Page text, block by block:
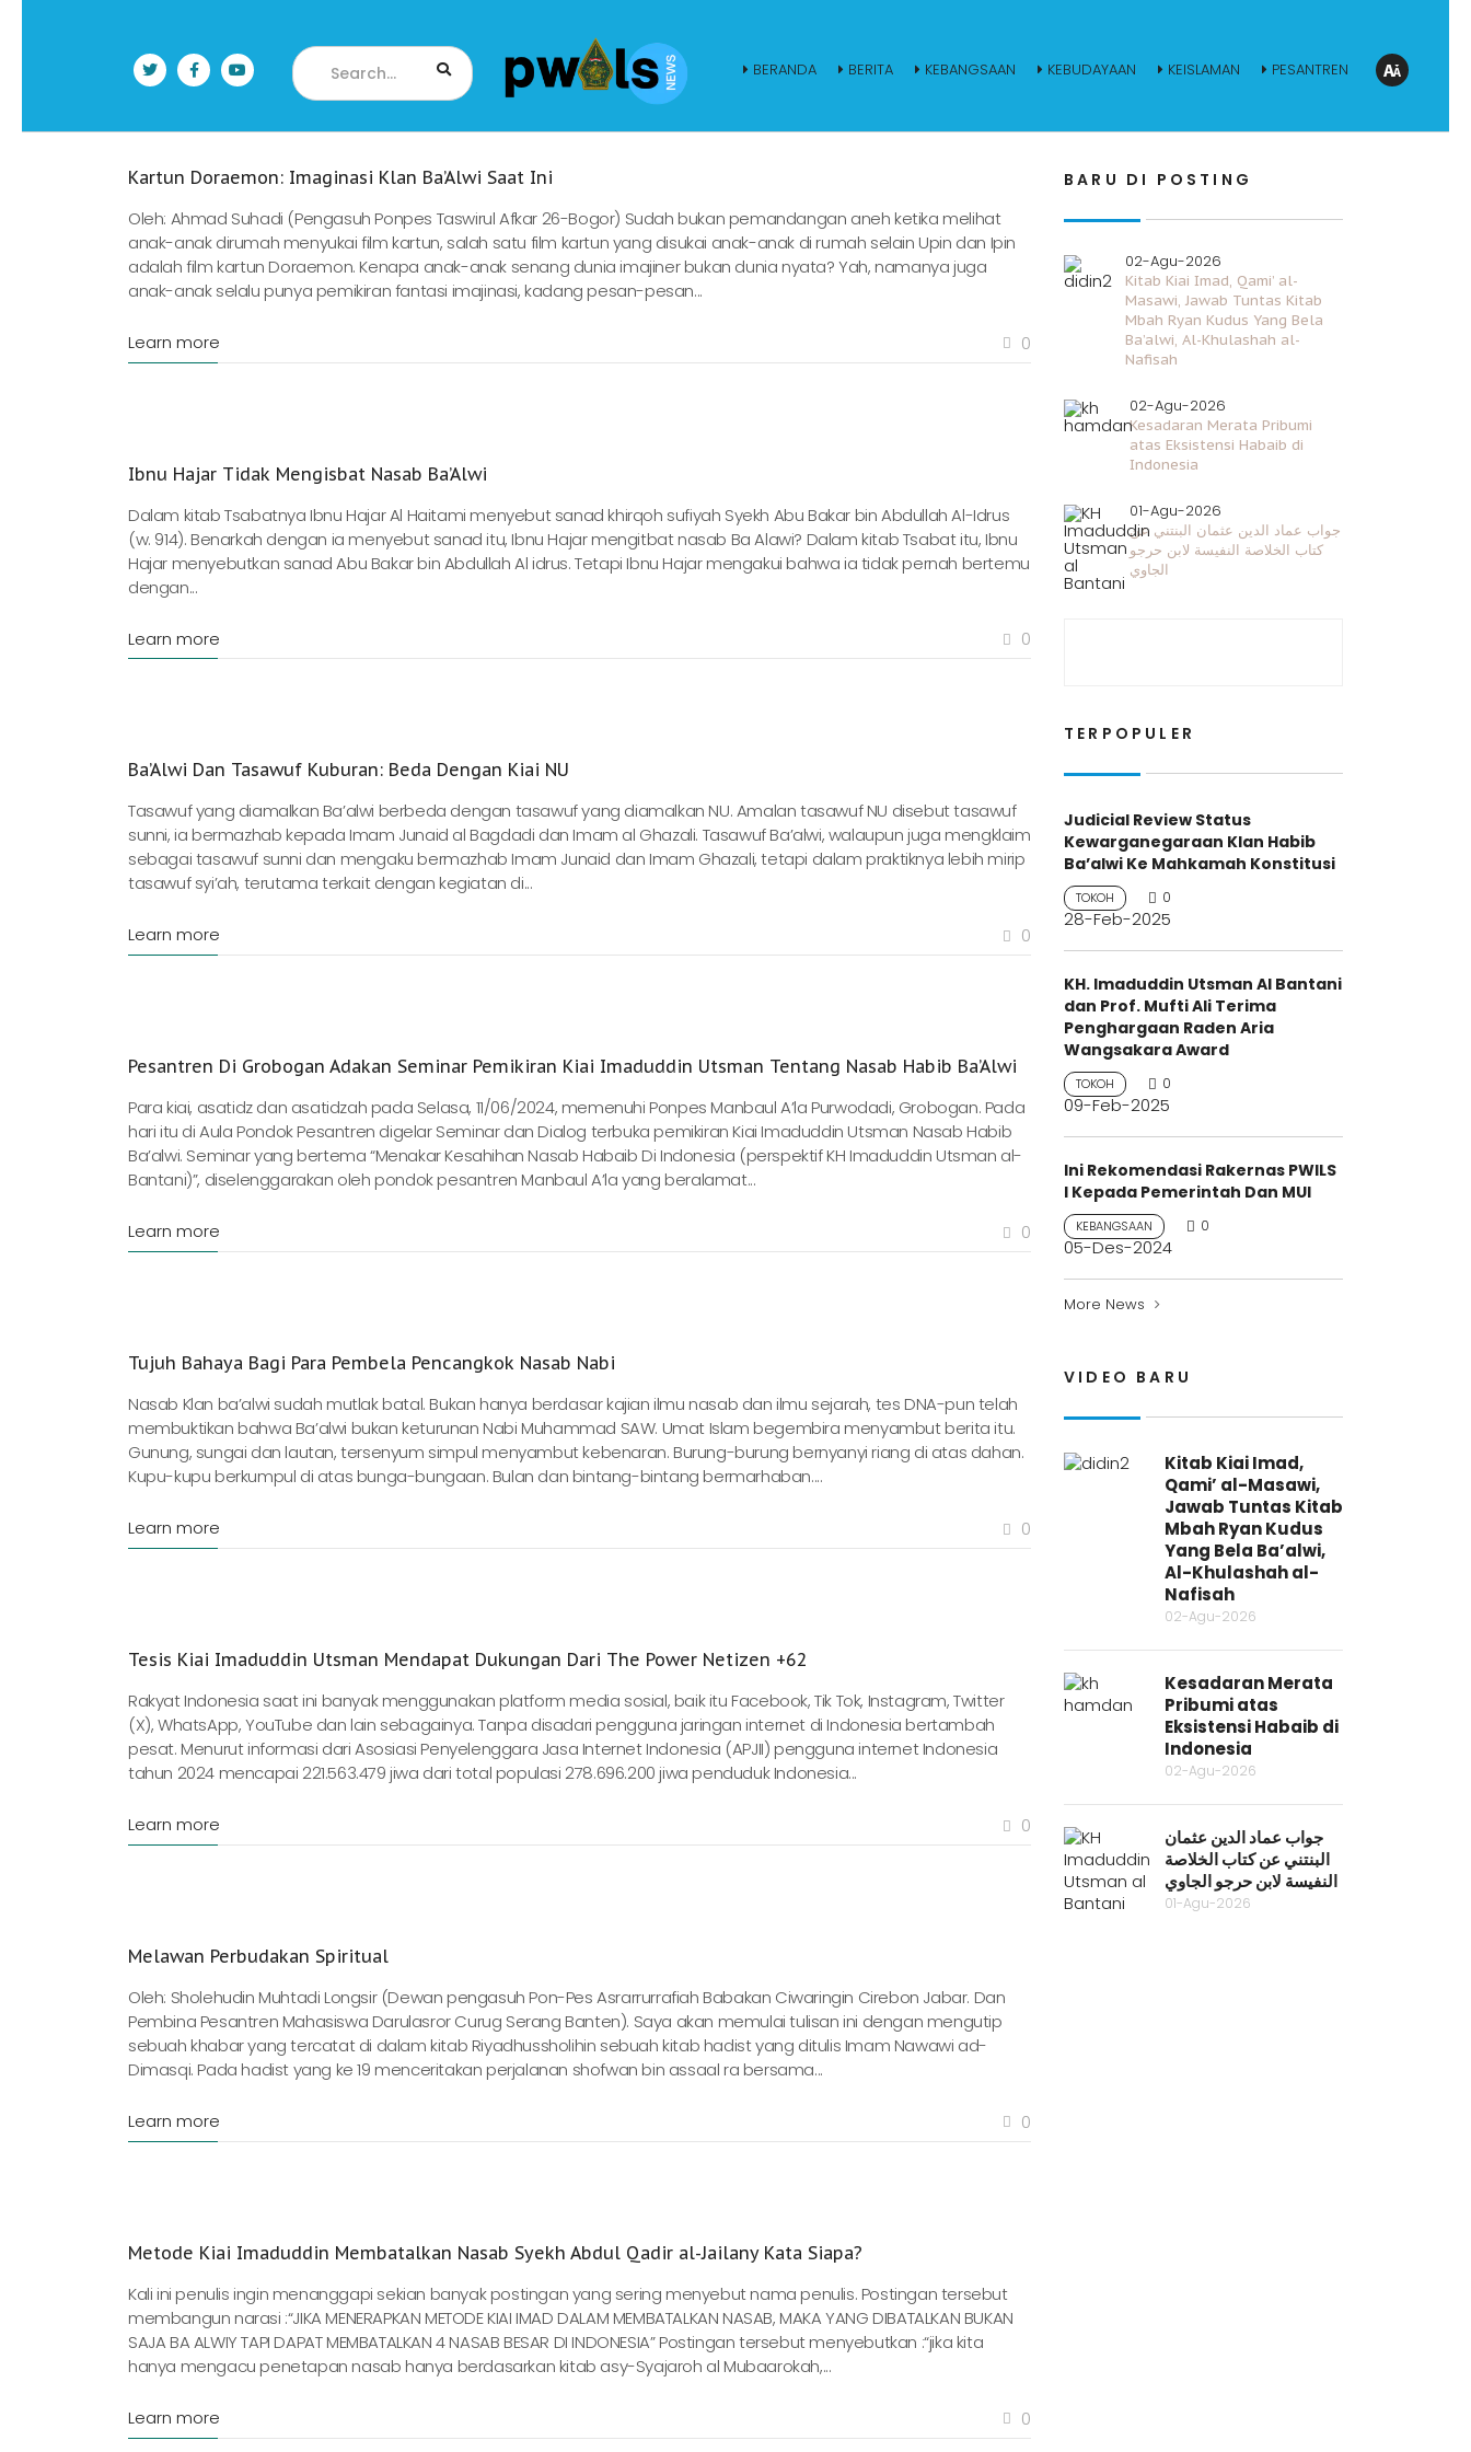
BERANDA BERITA KEBANGSAAN KEBUDAYAAN KEISLAMAN PESANTREN
Kartun Doraemon: Imaginasi Klan Ba’Alwi Saat Ini
Oleh: Ahmad Suhadi (Pengasuh Ponpes Taswirul Afkar 26-Bogor) Sudah bukan pemandangan aneh ketika melihat
anak-anak dirumah menyukai film kartun, salah satu film kartun yang disukai anak-anak di rumah selain Upin dan Ipin
adalah film kartun Doraemon. Kenapa anak-anak senang dunia imajiner bukan dunia nyata? Yah, namanya juga
anak-anak selalu punya pemikiran fantasi imajinasi, kadang pesan-pesan...
Learn more 0
Ibnu Hajar Tidak Mengisbat Nasab Ba’Alwi
Dalam kitab Tsabatnya Ibnu Hajar Al Haitami menyebut sanad khirqoh sufiyah Syekh Abu Bakar bin Abdullah Al-Idrus
(w. 914). Benarkah dengan ia menyebut sanad itu, Ibnu Hajar mengitbat nasab Ba Alawi? Dalam kitab Tsabat itu, Ibnu
Hajar menyebutkan sanad Abu Bakar bin Abdullah Al idrus. Tetapi Ibnu Hajar mengakui bahwa ia tidak pernah bertemu
dengan...
Learn more 0
Ba’Alwi Dan Tasawuf Kuburan: Beda Dengan Kiai NU
Tasawuf yang diamalkan Ba’alwi berbeda dengan tasawuf yang diamalkan NU. Amalan tasawuf NU disebut tasawuf
sunni, ia bermazhab kepada Imam Junaid al Bagdadi dan Imam al Ghazali. Tasawuf Ba’alwi, walaupun juga mengklaim
sebagai tasawuf sunni dan mengaku bermazhab Imam Junaid dan Imam Ghazali, tetapi dalam praktiknya lebih mirip
tasawuf syi’ah, terutama terkait dengan kegiatan di...
Learn more 0
Pesantren Di Grobogan Adakan Seminar Pemikiran Kiai Imaduddin Utsman Tentang Nasab Habib Ba’Alwi
Para kiai, asatidz dan asatidzah pada Selasa, 11/06/2024, memenuhi Ponpes Manbaul A’la Purwodadi, Grobogan. Pada
hari itu di Aula Pondok Pesantren digelar Seminar dan Dialog terbuka pemikiran Kiai Imaduddin Utsman Nasab Habib
Ba’alwi. Seminar yang bertema “Menakar Kesahihan Nasab Habaib Di Indonesia (perspektif KH Imaduddin Utsman al-
Bantani)”, diselenggarakan oleh pondok pesantren Manbaul A’la yang beralamat...
Learn more 0
Tujuh Bahaya Bagi Para Pembela Pencangkok Nasab Nabi
Nasab Klan ba’alwi sudah mutlak batal. Bukan hanya berdasar kajian ilmu nasab dan ilmu sejarah, tes DNA-pun telah
membuktikan bahwa Ba’alwi bukan keturunan Nabi Muhammad SAW. Umat Islam begembira menyambut berita itu.
Gunung, sungai dan lautan, tersenyum simpul menyambut kebenaran. Burung-burung bernyanyi riang di atas dahan.
Kupu-kupu berkumpul di atas bunga-bungaan. Bulan dan bintang-bintang bermarhaban....
Learn more 0
Tesis Kiai Imaduddin Utsman Mendapat Dukungan Dari The Power Netizen +62
Rakyat Indonesia saat ini banyak menggunakan platform media sosial, baik itu Facebook, Tik Tok, Instagram, Twitter
(X), WhatsApp, YouTube dan lain sebagainya. Tanpa disadari pengguna jaringan internet di Indonesia bertambah
pesat. Menurut informasi dari Asosiasi Penyelenggara Jasa Internet Indonesia (APJII) pengguna internet Indonesia
tahun 2024 mencapai 221.563.479 jiwa dari total populasi 278.696.200 jiwa penduduk Indonesia...
Learn more 0
Melawan Perbudakan Spiritual
Oleh: Sholehudin Muhtadi Longsir (Dewan pengasuh Pon-Pes Asrarrurrafiah Babakan Ciwaringin Cirebon Jabar. Dan
Pembina Pesantren Mahasiswa Darulasror Curug Serang Banten). Saya akan memulai tulisan ini dengan mengutip
sebuah khabar yang tercatat di dalam kitab Riyadhussholihin sebuah kitab hadist yang ditulis Imam Nawawi ad-
Dimasqi. Pada hadist yang ke 19 menceritakan perjalanan shofwan bin assaal ra bersama...
Learn more 0
Metode Kiai Imaduddin Membatalkan Nasab Syekh Abdul Qadir al-Jailany Kata Siapa?
Kali ini penulis ingin menanggapi sekian banyak postingan yang sering menyebut nama penulis. Postingan tersebut
membangun narasi :“JIKA MENERAPKAN METODE KIAI IMAD DALAM MEMBATALKAN NASAB, MAKA YANG DIBATALKAN BUKAN
SAJA BA ALWIY TAPI DAPAT MEMBATALKAN 4 NASAB BESAR DI INDONESIA” Postingan tersebut menyebutkan :“jika kita
hanya mengacu penetapan nasab hanya berdasarkan kitab asy-Syajaroh al Mubaarokah,...
Learn more 0
BARU DI POSTING
Kitab Kiai Imad, Qami’ al-
Masawi, Jawab Tuntas Kitab
Mbah Ryan Kudus Yang Bela
Ba’alwi, Al-Khulashah al-
Nafisah
02-Agu-2026
Kesadaran Merata Pribumi
atas Eksistensi Habaib di
Indonesia
02-Agu-2026
جواب عماد الدين عثمان البنتني عن
كتاب الخلاصة النفيسة لابن حرجو
الجاوي
01-Agu-2026
TERPOPULER
Judicial Review Status
Kewarganegaraan Klan Habib
Ba’alwi Ke Mahkamah Konstitusi
TOKOH 0
28-Feb-2025
KH. Imaduddin Utsman Al Bantani
dan Prof. Mufti Ali Terima
Penghargaan Raden Aria
Wangsakara Award
TOKOH 0
09-Feb-2025
Ini Rekomendasi Rakernas PWILS
I Kepada Pemerintah Dan MUI
KEBANGSAAN 0
05-Des-2024
More News
VIDEO BARU
Kitab Kiai Imad,
Qami’ al-Masawi,
Jawab Tuntas Kitab
Mbah Ryan Kudus
Yang Bela Ba’alwi,
Al-Khulashah al-
Nafisah
02-Agu-2026
Kesadaran Merata
Pribumi atas
Eksistensi Habaib di
Indonesia
02-Agu-2026
جواب عماد الدين عثمان
البنتني عن كتاب الخلاصة
النفيسة لابن حرجو الجاوي
01-Agu-2026